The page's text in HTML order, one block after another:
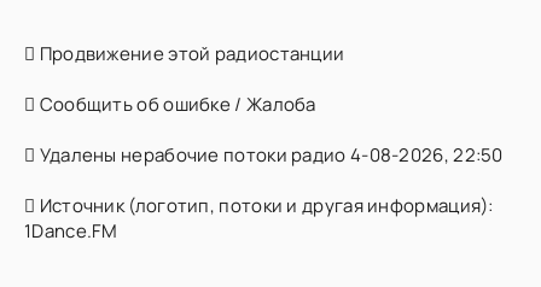
Продвижение этой радиостанции
Сообщить об ошибке / Жалоба
Удалены нерабочие потоки радио 4-08-2026, 22:50
Источник (логотип, потоки и другая информация):
1Dance.FM